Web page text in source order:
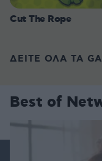
Cut The Rope
ΔΕΙΤΕ ΟΛΑ ΤΑ
Best of